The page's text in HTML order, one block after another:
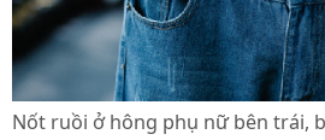
Nốt ruồi ở hông phụ nữ bên trái,